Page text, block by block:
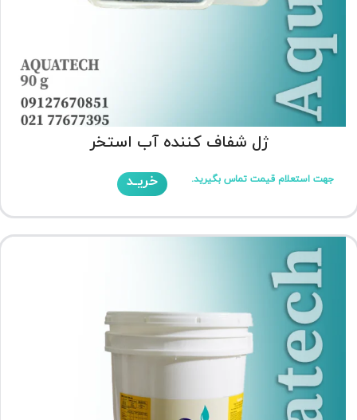
ژل شفاف کننده آب استخر
جهت استعلام قیمت تماس بگیرید. خریـد